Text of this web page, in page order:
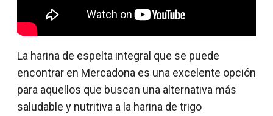
La harina de espelta integral que se puede
encontrar en Mercadona es una excelente opción
para aquellos que buscan una alternativa más
saludable y nutritiva a la harina de trigo